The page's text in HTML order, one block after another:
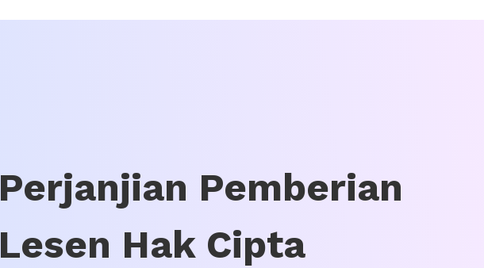
Perjanjian Pemberian
Lesen Hak Cipta